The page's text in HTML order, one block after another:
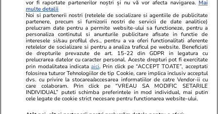
știe românii care merg acolo în vacanță
vor fi raportate partenerilor noștri și nu vă vor afecta navigarea. Mai
multe detalii
Noi si partenerii nostri (retelele de socializare si agentiile de publicitate
partenere, precum si furnizorii nostri de servicii de date analitice)
prelucram date pentru a permite website-ului sa functioneze, pentru a
personaliza continutul si anunturile publicitare afisate in functie de
interesele si/sau profilul dvs., pentru a va oferi functionalitati aferente
retelelor de socializare si pentru a analiza traficul pe website. Beneficiati
de drepturile prevazute de art. 15-22 din GDPR in legatura cu
prelucrarea datelor cu caracter personal. Aceste drepturi pot fi exercitate
prin modalitatea indicataaici. Prin click pe “ACCEPT TOATE”, acceptati
folosirea tuturor Tehnologiilor de tip Cookie, care implica inclusiv acceptul
dvs. cu privire la stocarea/accesarea informatiilor de catre Vendor-ii cu
care colaboram. Prin click pe “VREAU SA MODIFIC SETARILE
INDIVIDUAL” puteti schimba preferintele in mod individual, mai putin
cele legate de cookie strict necesare pentru functionarea website-ului.